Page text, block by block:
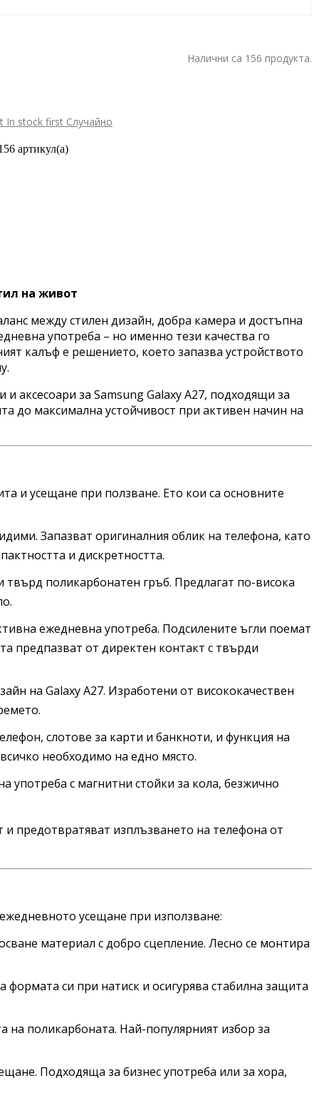
Налични са 156 продукта.
In stock first Случайно
артикул(а)
на живот
между стилен дизайн, добра камера и достъпна
употреба – но именно тези качества го
калъф е решението, което запазва устройството
аксесоари за Samsung Galaxy A27, подходящи за
до максимална устойчивост при активен начин на
и усещане при ползване. Ето кои са основните
Запазват оригиналния облик на телефона, като
и дискретността.
поликарбонатен гръб. Предлагат по-висока
ежедневна употреба. Подсилените ъгли поемат
предпазват от директен контакт с твърди
на Galaxy A27. Изработени от висококачествен
слотове за карти и банкноти, и функция на
необходимо на едно място.
употреба с магнитни стойки за кола, безжично
и предотвратяват изплъзването на телефона от
усещане при използване:
материал с добро сцепление. Лесно се монтира
си при натиск и осигурява стабилна защита
на поликарбоната. Най-популярният избор за
Подходяща за бизнес употреба или за хора,